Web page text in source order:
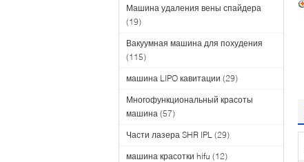
Машина удаления вены спайдера
(19)
Вакуумная машина для похудения
(115)
машина LIPO кавитации (29)
Многофункциональный красоты
машина (57)
Части лазера SHR IPL (29)
машина красотки hifu (12)